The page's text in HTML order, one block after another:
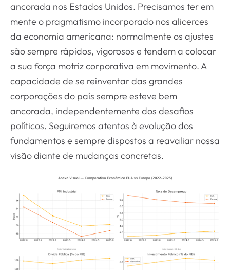
ancorada nos Estados Unidos. Precisamos ter em
mente o pragmatismo incorporado nos alicerces
da economia americana: normalmente os ajustes
são sempre rápidos, vigorosos e tendem a colocar
a sua força motriz corporativa em movimento. A
capacidade de se reinventar das grandes
corporações do país sempre esteve bem
ancorada, independentemente dos desafios
políticos. Seguiremos atentos à evolução dos
fundamentos e sempre dispostos a reavaliar nossa
visão diante de mudanças concretas.